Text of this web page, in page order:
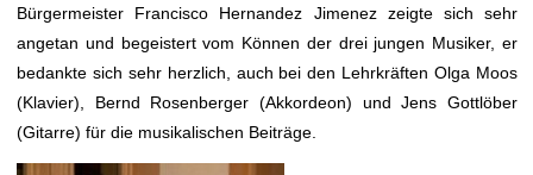
Bürgermeister Francisco Hernandez Jimenez zeigte sich sehr
angetan und begeistert vom Können der drei jungen Musiker, er
bedankte sich sehr herzlich, auch bei den Lehrkräften Olga Moos
(Klavier), Bernd Rosenberger (Akkordeon) und Jens Gottlöber
(Gitarre) für die musikalischen Beiträge.